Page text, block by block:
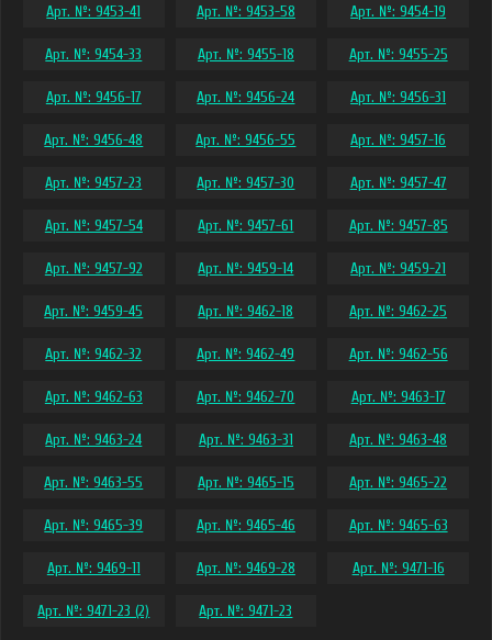
Арт. №: 9453-41 Арт. №: 9453-58 Арт. №: 9454-19
Арт. №: 9454-33 Арт. №: 9455-18 Арт. №: 9455-25
Арт. №: 9456-17 Арт. №: 9456-24 Арт. №: 9456-31
Арт. №: 9456-48 Арт. №: 9456-55 Арт. №: 9457-16
Арт. №: 9457-23 Арт. №: 9457-30 Арт. №: 9457-47
Арт. №: 9457-54 Арт. №: 9457-61 Арт. №: 9457-85
Арт. №: 9457-92 Арт. №: 9459-14 Арт. №: 9459-21
Арт. №: 9459-45 Арт. №: 9462-18 Арт. №: 9462-25
Арт. №: 9462-32 Арт. №: 9462-49 Арт. №: 9462-56
Арт. №: 9462-63 Арт. №: 9462-70 Арт. №: 9463-17
Арт. №: 9463-24 Арт. №: 9463-31 Арт. №: 9463-48
Арт. №: 9463-55 Арт. №: 9465-15 Арт. №: 9465-22
Арт. №: 9465-39 Арт. №: 9465-46 Арт. №: 9465-63
Арт. №: 9469-11 Арт. №: 9469-28 Арт. №: 9471-16
Арт. №: 9471-23 (2) Арт. №: 9471-23